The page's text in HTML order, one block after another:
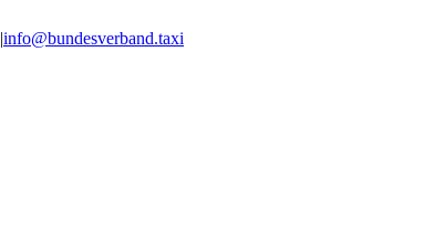
|info@bundesverband.taxi